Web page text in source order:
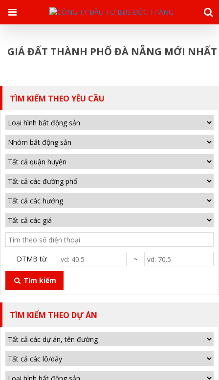
GIÁ ĐẤT THÀNH PHỐ ĐÀ NẴNG MỚI NHẤT
TÌM KIẾM THEO YÊU CẦU
DTMB từ ~
Tìm kiếm
TÌM KIẾM THEO DỰ ÁN